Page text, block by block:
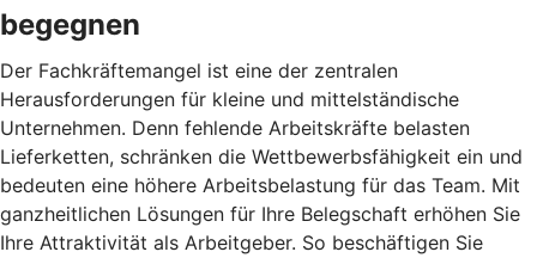
begegnen
Der Fachkräftemangel ist eine der zentralen
Herausforderungen für kleine und mittelständische
Unternehmen. Denn fehlende Arbeitskräfte belasten
Lieferketten, schränken die Wettbewerbsfähigkeit ein und
bedeuten eine höhere Arbeitsbelastung für das Team. Mit
ganzheitlichen Lösungen für Ihre Belegschaft erhöhen Sie
Ihre Attraktivität als Arbeitgeber. So beschäftigen Sie